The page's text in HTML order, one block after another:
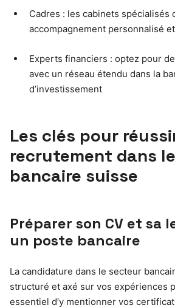
Cadres : les cabinets spécialisés
accompagnement personnalisé
Experts financiers : optez pour
avec un réseau étendu dans la
d’investissement
Les clés pour
recrutement dans
bancaire suisse
Préparer son CV et sa
un poste bancaire
La candidature dans le secteur
structuré et axé sur vos expériences
essentiel d’y mentionner vos